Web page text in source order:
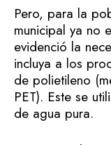
Pero, para la
municipal ya no
evidenció la
incluya a los
de polietileno
PET). Este se
de agua pura.